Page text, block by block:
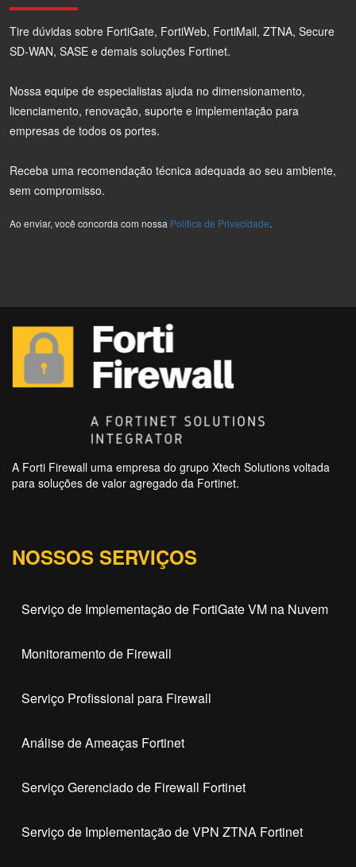
Tire dúvidas sobre FortiGate, FortiWeb, FortiMail, ZTNA, Secure
SD-WAN, SASE e demais soluções Fortinet.
Nossa equipe de especialistas ajuda no dimensionamento,
licenciamento, renovação, suporte e implementação para
empresas de todos os portes.
Receba uma recomendação técnica adequada ao seu ambiente,
sem compromisso.
Ao enviar, você concorda com nossa Política de Privacidade.
A Forti Firewall uma empresa do grupo Xtech Solutions voltada
para soluções de valor agregado da Fortinet.
NOSSOS SERVIÇOS
Serviço de Implementação de FortiGate VM na Nuvem
Monitoramento de Firewall
Serviço Profissional para Firewall
Análise de Ameaças Fortinet
Serviço Gerenciado de Firewall Fortinet
Serviço de Implementação de VPN ZTNA Fortinet